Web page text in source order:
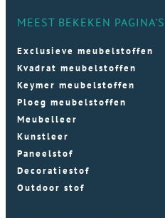
MEEST BEKEKEN PAGINA'S
Exclusieve meubelstoffen
Kvadrat meubelstoffen
Keymer meubelstoffen
Ploeg meubelstoffen
Meubelleer
Kunstleer
Paneelstof
Decoratiestof
Outdoor stof